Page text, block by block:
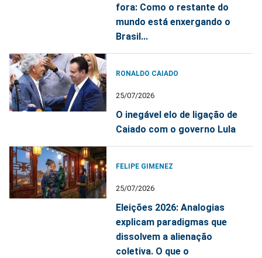
fora: Como o restante do
mundo está enxergando o
Brasil...
RONALDO CAIADO
25/07/2026
O inegável elo de ligação de
Caiado com o governo Lula
FELIPE GIMENEZ
25/07/2026
Eleições 2026: Analogias
explicam paradigmas que
dissolvem a alienação
coletiva. O que o